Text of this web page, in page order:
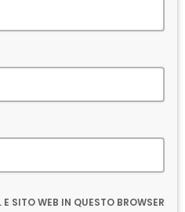
SITO WEB IN QUESTO BROWSER